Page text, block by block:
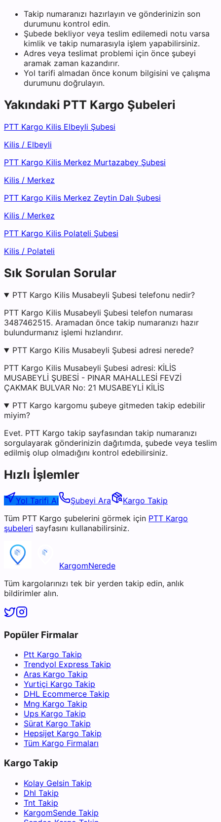
Takip numaranızı hazırlayın ve gönderinizin son
durumunu kontrol edin.
Şubede bekliyor veya teslim edilemedi notu varsa
kimlik ve takip numarasıyla işlem yapabilirsiniz.
Adres veya teslimat problemi için önce şubeyi
aramak zaman kazandırır.
Yol tarifi almadan önce konum bilgisini ve çalışma
durumunu doğrulayın.
Yakındaki PTT Kargo Şubeleri
PTT Kargo Kilis Elbeyli Şubesi
Kilis / Elbeyli
PTT Kargo Kilis Merkez Murtazabey Şubesi
Kilis / Merkez
PTT Kargo Kilis Merkez Zeytin Dalı Şubesi
Kilis / Merkez
PTT Kargo Kilis Polateli Şubesi
Kilis / Polateli
Sık Sorulan Sorular
PTT Kargo Kilis Musabeyli Şubesi telefonu nedir?
PTT Kargo Kilis Musabeyli Şubesi telefon numarası
3487462515. Aramadan önce takip numaranızı hazır
bulundurmanız işlemi hızlandırır.
PTT Kargo Kilis Musabeyli Şubesi adresi nerede?
PTT Kargo Kilis Musabeyli Şubesi adresi: KİLİS
MUSABEYLİ ŞUBESİ - PINAR MAHALLESİ FEVZİ
ÇAKMAK BULVAR No: 21 MUSABEYLİ KİLİS
PTT Kargo kargomu şubeye gitmeden takip edebilir
miyim?
Evet. PTT Kargo takip sayfasından takip numaranızı
sorgulayarak gönderinizin dağıtımda, şubede veya teslim
edilmiş olup olmadığını kontrol edebilirsiniz.
Hızlı İşlemler
Yol Tarifi Al Şubeyi Ara
Kargo Takip
Tüm PTT Kargo şubelerini görmek için PTT Kargo
şubeleri sayfasını kullanabilirsiniz.
KargomNerede
Tüm kargolarınızı tek bir yerden takip edin, anlık
bildirimler alın.
Popüler Firmalar
Ptt Kargo Takip
Trendyol Express Takip
Aras Kargo Takip
Yurtiçi Kargo Takip
DHL Ecommerce Takip
Mng Kargo Takip
Ups Kargo Takip
Sürat Kargo Takip
Hepsijet Kargo Takip
Tüm Kargo Firmaları
Kargo Takip
Kolay Gelsin Takip
Dhl Takip
Tnt Takip
KargomSende Takip